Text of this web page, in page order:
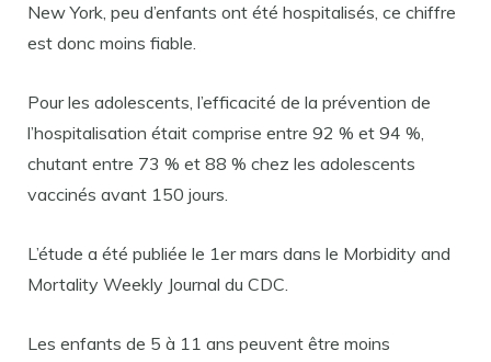
New York, peu d’enfants ont été hospitalisés, ce chiffre
est donc moins fiable.
Pour les adolescents, l’efficacité de la prévention de
l’hospitalisation était comprise entre 92 % et 94 %,
chutant entre 73 % et 88 % chez les adolescents
vaccinés avant 150 jours.
L’étude a été publiée le 1er mars dans le Morbidity and
Mortality Weekly Journal du CDC.
Les enfants de 5 à 11 ans peuvent être moins